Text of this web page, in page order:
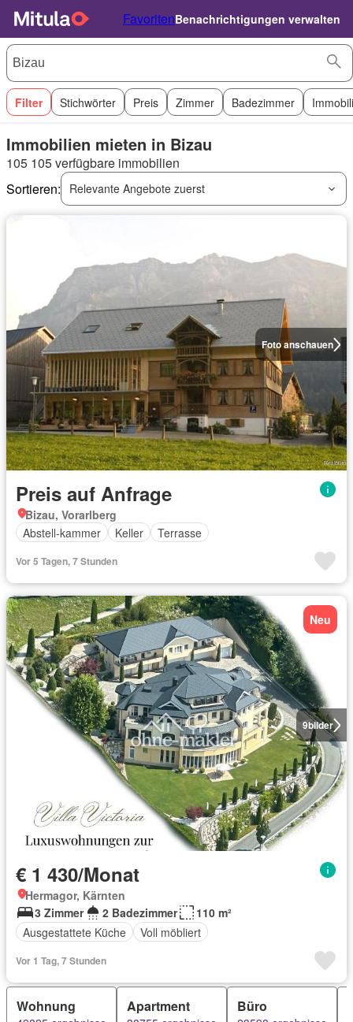
FavoritenBenachrichtigungen verwalten
Filter Stichwörter Preis Zimmer Badezimmer
Immobilien mieten in Bizau
105 105 verfügbare immobilien
Sortieren:
Relevante Angebote zuerst
Foto anschauen
Preis auf Anfrage
Bizau, Vorarlberg
Abstell-kammer
Keller Terrasse
Vor 5 Tagen, 7 Stunden
9bilder
Neu
€ 1 430/Monat
Hermagor, Kärnten
3 Zimmer
2 Badezimmer
110 m²
Ausgestattete Küche
Voll möbliert
Vor 1 Tag, 7 Stunden
Wohnung Apartment Büro